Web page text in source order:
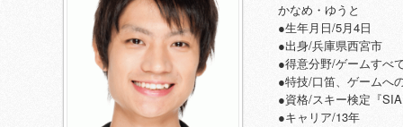
かなめ・ゆうと
●生年月日/5月4日
●出身/兵庫県西宮市
●得意分野/ゲームすべ
●特技/口笛、ゲームへ
●資格/スキー検定『
●キャリア/13年